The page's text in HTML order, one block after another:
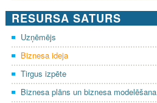
RESURSA SATURS
Uzņēmējs
Biznesa ideja
Tirgus izpēte
Biznesa plāns un biznesa modelēšana